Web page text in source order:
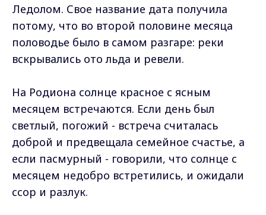
Ледолом. Свое название дата получила
потому, что во второй половине месяца
половодье было в самом разгаре: реки
вскрывались ото льда и ревели.
На Родиона солнце красное с ясным
месяцем встречаются. Если день был
светлый, погожий - встреча считалась
доброй и предвещала семейное счастье, а
если пасмурный - говорили, что солнце с
месяцем недобро встретились, и ожидали
ссор и разлук.